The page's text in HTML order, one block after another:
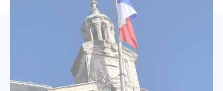
Petite Défaut
Affichage des images & vidéos :
Masquées